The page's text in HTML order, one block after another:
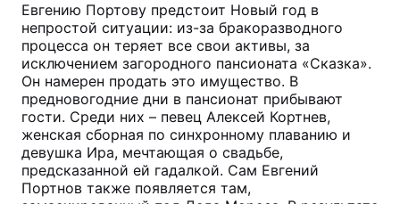
Евгению Портову предстоит Новый год в
непростой ситуации: из-за бракоразводного
процесса он теряет все свои активы, за
исключением загородного пансионата «Сказка».
Он намерен продать это имущество. В
предновогодние дни в пансионат прибывают
гости. Среди них – певец Алексей Кортнев,
женская сборная по синхронному плаванию и
девушка Ира, мечтающая о свадьбе,
предсказанной ей гадалкой. Сам Евгений
Портнов также появляется там,